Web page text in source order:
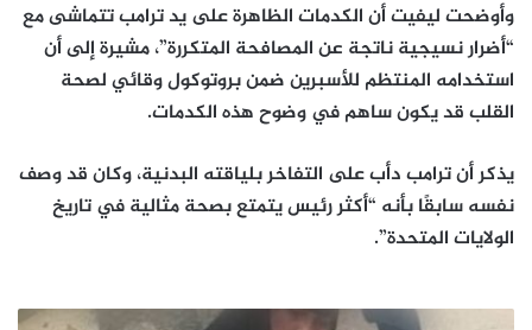
وأوضحت ليفيت أن الكدمات الظاهرة على يد ترامب تتماشى مع
“أضرار نسيجية ناتجة عن المصافحة المتكررة”، مشيرة إلى أن
استخدامه المنتظم للأسبرين ضمن بروتوكول وقائي لصحة
القلب قد يكون ساهم في وضوح هذه الكدمات.
يذكر أن ترامب دأب على التفاخر بلياقته البدنية، وكان قد وصف
نفسه سابقًا بأنه “أكثر رئيس يتمتع بصحة مثالية في تاريخ
الولايات المتحدة”.